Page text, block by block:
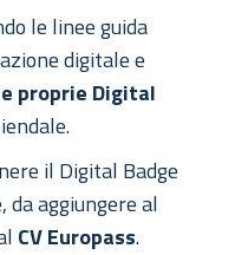
le linee guida
digitale e
proprie Digital
il Digital Badge
da aggiungere al
CV Europass.